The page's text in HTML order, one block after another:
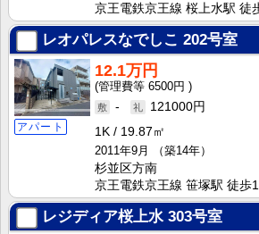
京王電鉄京王線 桜上水駅 徒
レオパレスなでしこ 202号室
アパート
12.1万円
6500円
-
121000円
1K
19.87㎡
2011年9月
（築14年）
杉並区方南
京王電鉄京王線 笹塚駅 徒歩
レジディア桜上水303号室